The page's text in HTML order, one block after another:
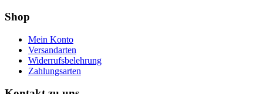
Shop
Mein Konto
Versandarten
Widerrufsbelehrung
Zahlungsarten